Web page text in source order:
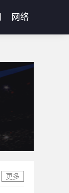
网络
更多